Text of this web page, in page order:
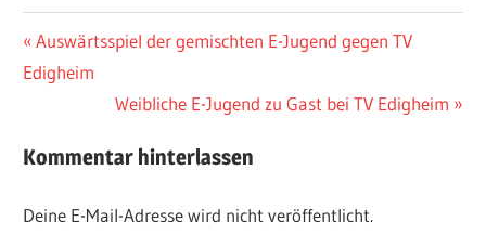
Beitragsnavigation
Vorheriger
Beitrag:
Auswärtsspiel der gemischten E-Jugend gegen TV
Edigheim
Nächster
Weibliche E-Jugend zu Gast bei TV Edigheim
Kommentar hinterlassen
Deine E-Mail-Adresse wird nicht veröffentlicht.